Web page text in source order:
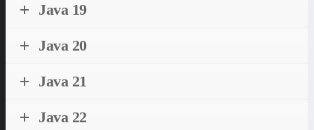
Java 19
Java 20
Java 21
Java 22